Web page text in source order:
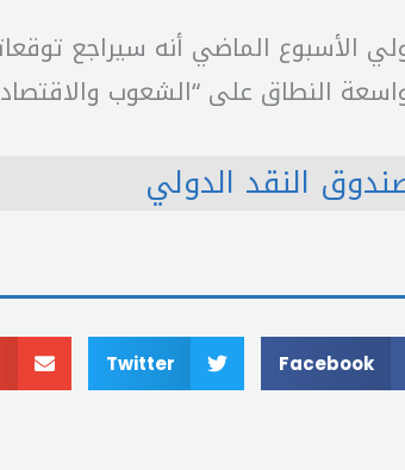
الأسبوع الماضي أنه سيراجع
النطاق على “الشعوب
النقد الدولي
Facebook
Twitter